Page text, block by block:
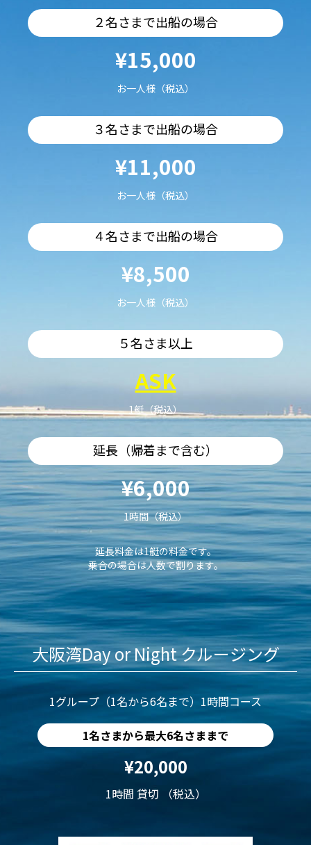
２名さまで出船の場合
¥15,000
お一人様（税込）
３名さまで出船の場合
¥11,000
お一人様（税込）
４名さまで出船の場合
¥8,500
お一人様（税込）
５名さま以上
ASK
1艇（税込）
延長（帰着まで含む）
¥6,000
1時間（税込）
延長料金は1艇の料金です。
乗合の場合は人数で割ります。
大阪湾Day or Night クルージング
1グループ（1名から6名まで）1時間コース
1名さまから最大6名さままで
¥20,000
1時間 貸切 （税込）